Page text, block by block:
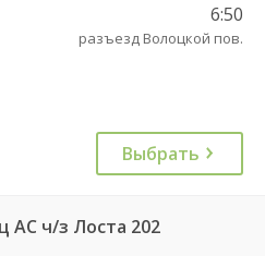
6:50
разъезд Волоцкой пов.
Выбрать
АС ч/з Лоста 202